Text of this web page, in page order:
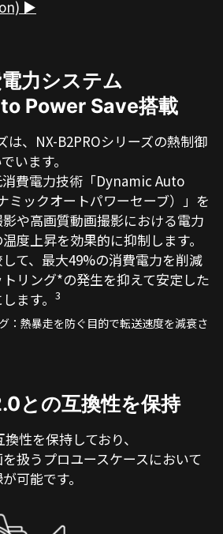
▶
力システム
Power Save搭載
は、NX-B2PROシリーズの熱制御
います。
費電力技術「Dynamic Auto
ミックオートパワーセーブ）」を
や高画質動画撮影における電力
度上昇を効果的に抑制します。
て、最大49%の消費電力を削減
リング*の発生を抑えて安定した
ます。 3
：熱暴走を防ぐ目的で転送速度を減衰さ
との互換性を保持
性を保持しており、
扱うプロユースケースにおいて
可能です。